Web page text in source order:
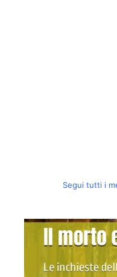
Segui tutti i